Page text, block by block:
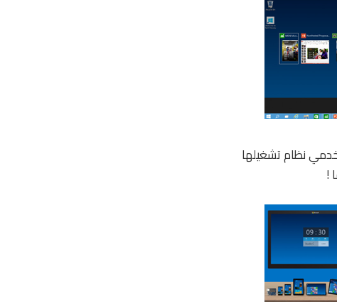
لمستخدمي نظام تشغيلها